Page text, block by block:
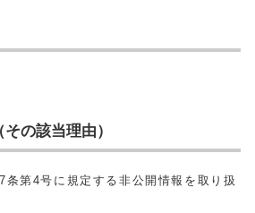
の該当理由）
条第4号に規定する非公開情報を取り扱